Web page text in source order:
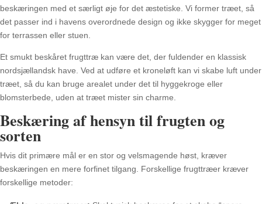
beskæringen med et særligt øje for det æstetiske. Vi former træet, så
det passer ind i havens overordnede design og ikke skygger for meget
for terrassen eller stuen.
Et smukt beskåret frugttræ kan være det, der fuldender en klassisk
nordsjællandsk have. Ved at udføre et kroneløft kan vi skabe luft under
træet, så du kan bruge arealet under det til hyggekroge eller
blomsterbede, uden at træet mister sin charme.
Beskæring af hensyn til frugten og
sorten
Hvis dit primære mål er en stor og velsmagende høst, kræver
beskæringen en mere forfinet tilgang. Forskellige frugttræer kræver
forskellige metoder: